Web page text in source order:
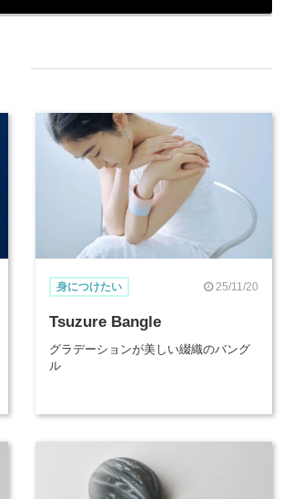
身につけたい 25/11/20
Tsuzure Bangle
グラデーションが美しい綴織のバング
ル